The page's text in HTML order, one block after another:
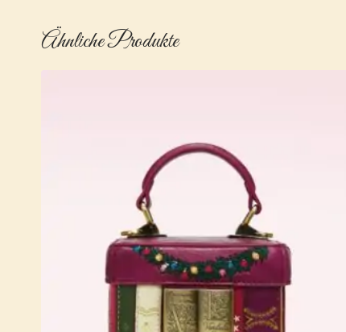
Ähnliche Produkte